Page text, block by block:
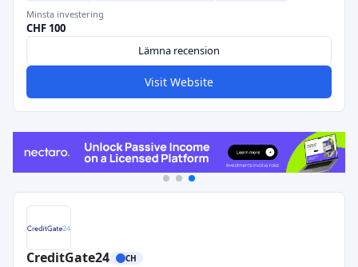
Minsta investering
CHF 100
Lämna recension
Visit Website
CreditGate24 CH